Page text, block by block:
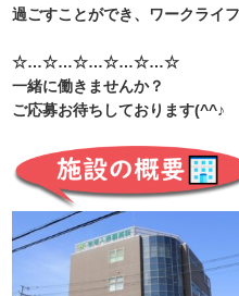
過ごすことができ、ワークライ
☆…☆…☆…☆…☆…☆
一緒に働きませんか？
ご応募お待ちしております(^^♪